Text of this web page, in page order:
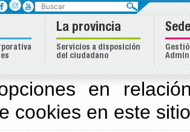
en
cookies en este sitio
- INFORMACIÓN SOBRE EL DESTINO
Buscar
La provincia
Servicios a disposición
del ciudadano